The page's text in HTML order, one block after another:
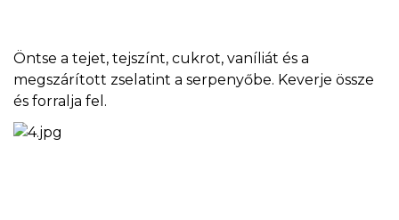
Öntse a tejet, tejszínt, cukrot, vaníliát és a
megszárított zselatint a serpenyőbe. Keverje össze
és forralja fel.